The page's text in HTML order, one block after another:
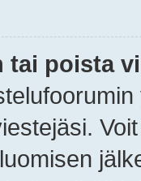
tai poista